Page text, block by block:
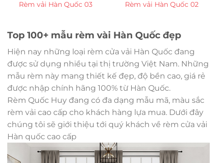
Top 100+ mẫu rèm vài Hàn Quốc đẹp
Hiện nay những loại rèm cửa vải Hàn Quốc đang
được sử dụng nhiều tại thị trường Việt Nam. Những
mẫu rèm này mang thiết kế đẹp, độ bền cao, giá rẻ
được nhập chính hãng 100% từ Hàn Quốc.
Rèm Quốc Huy đang có đa dạng mẫu mã, màu sắc
rèm vải cao cấp cho khách hàng lựa mua. Dưới đây
chúng tôi sẽ giới thiệu tới quý khách về rèm cửa vải
Hàn quốc cao cấp
Rèm vải Hàn Quốc 03 Rèm vải Hàn Quốc 02